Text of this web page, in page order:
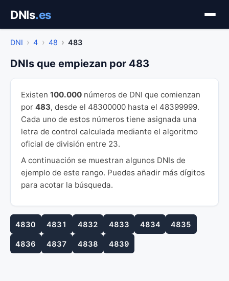
contenido
DNIs.es
DNI 4 48 483
DNIs que empiezan por 483
Existen 100.000 números de DNI que comienzan
por 483, desde el 48300000 hasta el 48399999.
Cada uno de estos números tiene asignada una
letra de control calculada mediante el algoritmo
oficial de división entre 23.
A continuación se muestran algunos DNIs de
ejemplo de este rango. Puedes añadir más dígitos
para acotar la búsqueda.
4830 4831 4832 4833 4834 4835
4836 4837 4838 4839